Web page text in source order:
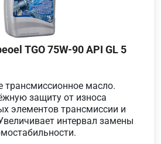
TGO 75W-90 API GL 5
трансмиссионное масло.
защиту от износа
элементов трансмиссии и
интервал замены